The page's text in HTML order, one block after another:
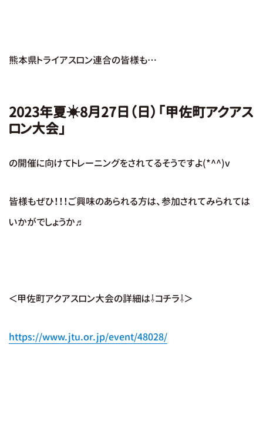
熊本県トライアスロン連合の皆様も…
2023年夏☀8月27日（日）「甲佐町アクアス
ロン大会」
の開催に向けてトレーニングをされてるそうですよ(*^^)v
皆様もぜひ！！！ご興味のあられる方は、参加されてみられては
いかがでしょうか♬
＜甲佐町アクアスロン大会の詳細は⇩コチラ⇩＞
https://www.jtu.or.jp/event/48028/